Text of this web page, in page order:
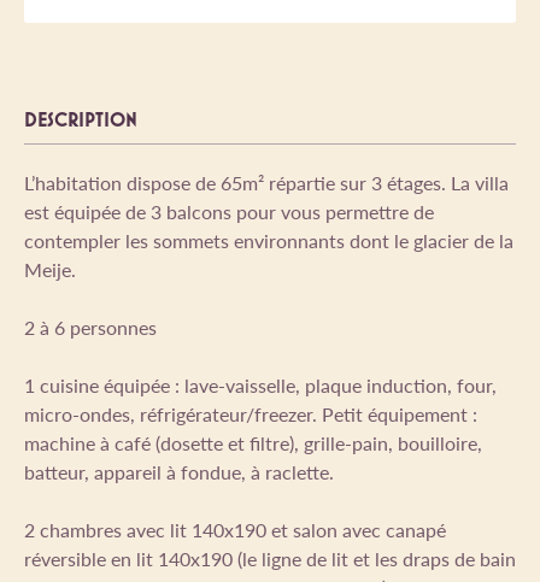
DESCRIPTION
L’habitation dispose de 65m² répartie sur 3 étages. La villa
est équipée de 3 balcons pour vous permettre de
contempler les sommets environnants dont le glacier de la
Meije.
2 à 6 personnes
1 cuisine équipée : lave-vaisselle, plaque induction, four,
micro-ondes, réfrigérateur/freezer. Petit équipement :
machine à café (dosette et filtre), grille-pain, bouilloire,
batteur, appareil à fondue, à raclette.
2 chambres avec lit 140x190 et salon avec canapé
réversible en lit 140x190 (le ligne de lit et les draps de bain